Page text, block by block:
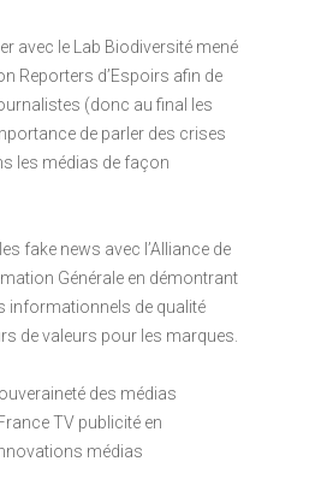
avec le Lab Biodiversité mené
Reporters d’Espoirs afin de
(donc au final les
de parler des crises
les médias de façon
fake news avec l’Alliance de
Générale en démontrant
informationnels de qualité
de valeurs pour les marques.
des médias
TV publicité en
médias